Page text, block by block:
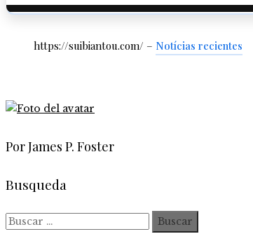
https://suibiantou.com/ – Notícias recientes
Por James P. Foster
Busqueda
Buscar: